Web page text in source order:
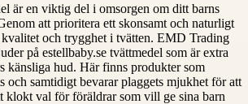
är en viktig del i omsorgen om ditt barns
att prioritera ett skonsamt och naturligt
och trygghet i tvätten. EMD Trading
på estellbaby.se tvättmedel som är extra
känsliga hud. Här finns produkter som
och samtidigt bevarar plaggets mjukhet för att
klokt val för föräldrar som vill ge sina barn